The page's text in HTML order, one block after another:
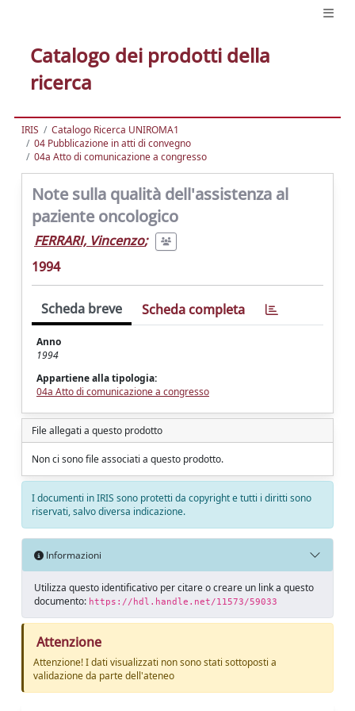
Catalogo dei prodotti della
ricerca
IRIS
Catalogo Ricerca UNIROMA1
04 Pubblicazione in atti di convegno
04a Atto di comunicazione a congresso
Note sulla qualità dell'assistenza al
paziente oncologico
FERRARI, Vincenzo;
1994
Scheda breve Scheda completa
Anno
1994
Appartiene alla tipologia:
04a Atto di comunicazione a congresso
File allegati a questo prodotto
Non ci sono file associati a questo prodotto.
I documenti in IRIS sono protetti da copyright e tutti i diritti sono
riservati, salvo diversa indicazione.
Informazioni
Utilizza questo identificativo per citare o creare un link a questo
documento: https://hdl.handle.net/11573/59033
Attenzione
Attenzione! I dati visualizzati non sono stati sottoposti a
validazione da parte dell'ateneo